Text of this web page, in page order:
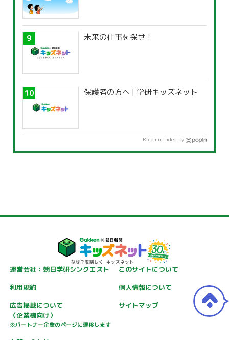
未来の仕事を探せ！
保護者の方へ | 学研キッズネット
Recommended by
運営会社：朝日学研シンクエスト
このサイトについて
利用規約
個人情報について
広告掲載について
（企業様向け）
※パートナー企業のページに遷移します
サイトマップ